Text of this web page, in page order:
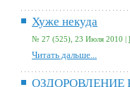
Хуже некуда
№ 27 (525), 23 Июля 2010 |
Читать дальше...
ОЗДОРОВЛЕНИЕ